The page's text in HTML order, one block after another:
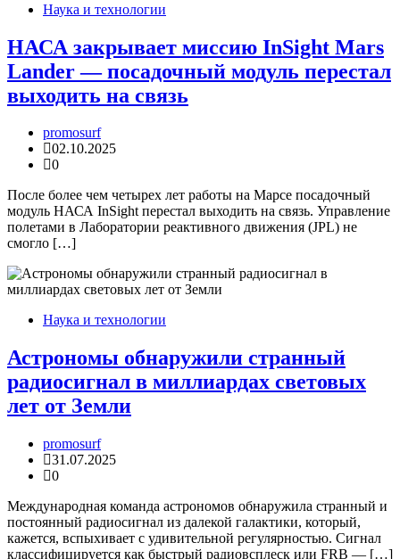
Наука и технологии
НАСА закрывает миссию InSight Mars
Lander — посадочный модуль перестал
выходить на связь
promosurf
02.10.2025
0
После более чем четырех лет работы на Марсе посадочный
модуль НАСА InSight перестал выходить на связь. Управление
полетами в Лаборатории реактивного движения (JPL) не
смогло […]
Наука и технологии
Астрономы обнаружили странный
радиосигнал в миллиардах световых
лет от Земли
promosurf
31.07.2025
0
Международная команда астрономов обнаружила странный и
постоянный радиосигнал из далекой галактики, который,
кажется, вспыхивает с удивительной регулярностью. Сигнал
классифицируется как быстрый радиовсплеск или FRB — […]